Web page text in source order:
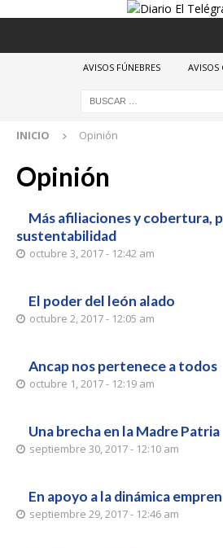
AVISOS FÚNEBRES AVISOS
INICIO Opinión
Opinión
Más afiliaciones y cobertura,
sustentabilidad
octubre 3, 2017 - 12:42 am
El poder del león alado
octubre 2, 2017 - 12:05 am
Ancap nos pertenece a todos
octubre 1, 2017 - 12:19 am
Una brecha en la Madre Patria
septiembre 30, 2017 - 12:10 am
En apoyo a la dinámica
septiembre 29, 2017 - 12:46 am